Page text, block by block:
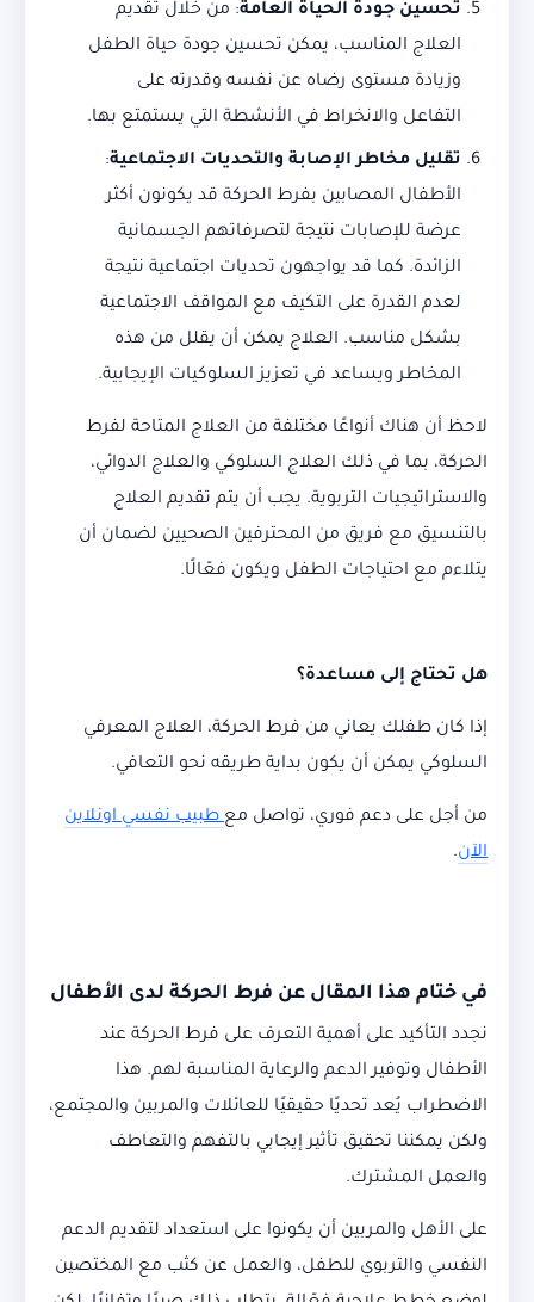
تحسين جودة الحياة العامة: من خلال تقديم
العلاج المناسب، يمكن تحسين جودة حياة الطفل
وزيادة مستوى رضاه عن نفسه وقدرته على
التفاعل والانخراط في الأنشطة التي يستمتع بها.
تقليل مخاطر الإصابة والتحديات الاجتماعية:
الأطفال المصابين بفرط الحركة قد يكونون أكثر
عرضة للإصابات نتيجة لتصرفاتهم الجسمانية
الزائدة. كما قد يواجهون تحديات اجتماعية نتيجة
لعدم القدرة على التكيف مع المواقف الاجتماعية
بشكل مناسب. العلاج يمكن أن يقلل من هذه
المخاطر ويساعد في تعزيز السلوكيات الإيجابية.
لاحظ أن هناك أنواعًا مختلفة من العلاج المتاحة لفرط
الحركة، بما في ذلك العلاج السلوكي والعلاج الدوائي،
والاستراتيجيات التربوية. يجب أن يتم تقديم العلاج
بالتنسيق مع فريق من المحترفين الصحيين لضمان أن
يتلاءم مع احتياجات الطفل ويكون فعّالًا.
هل تحتاج إلى مساعدة؟
إذا كان طفلك يعاني من فرط الحركة، العلاج المعرفي
السلوكي يمكن أن يكون بداية طريقه نحو التعافي.
من أجل على دعم فوري، تواصل معطبيب نفسي اونلاين
الآن.
في ختام هذا المقال عن فرط الحركة لدى الأطفال
نجدد التأكيد على أهمية التعرف على فرط الحركة عند
الأطفال وتوفير الدعم والرعاية المناسبة لهم. هذا
الاضطراب يُعد تحديًا حقيقيًا للعائلات والمربين والمجتمع،
ولكن يمكننا تحقيق تأثير إيجابي بالتفهم والتعاطف
والعمل المشترك.
على الأهل والمربين أن يكونوا على استعداد لتقديم الدعم
النفسي والتربوي للطفل، والعمل عن كثب مع المختصين